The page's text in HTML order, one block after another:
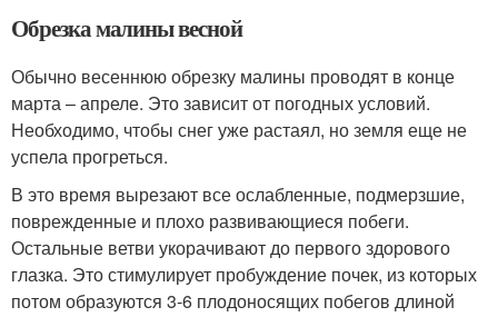
Обрезка малины весной
Обычно весеннюю обрезку малины проводят в конце
марта – апреле. Это зависит от погодных условий.
Необходимо, чтобы снег уже растаял, но земля еще не
успела прогреться.
В это время вырезают все ослабленные, подмерзшие,
поврежденные и плохо развивающиеся побеги.
Остальные ветви укорачивают до первого здорового
глазка. Это стимулирует пробуждение почек, из которых
потом образуются 3-6 плодоносящих побегов длиной